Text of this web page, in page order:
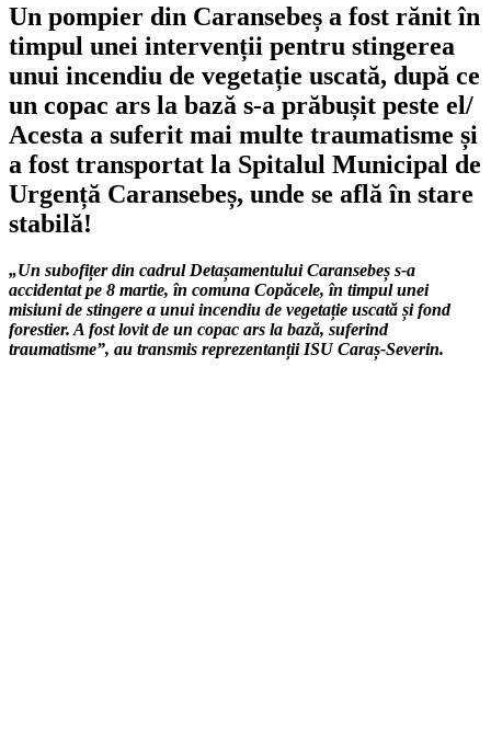
Un pompier din Caransebeș a fost rănit în
timpul unei intervenții pentru stingerea
unui incendiu de vegetație uscată, după ce
un copac ars la bază s-a prăbușit peste el/
Acesta a suferit mai multe traumatisme și
a fost transportat la Spitalul Municipal de
Urgență Caransebeș, unde se află în stare
stabilă!
„Un subofițer din cadrul Detașamentului Caransebeș s-a
accidentat pe 8 martie, în comuna Copăcele, în timpul unei
misiuni de stingere a unui incendiu de vegetație uscată și fond
forestier. A fost lovit de un copac ars la bază, suferind
traumatisme”, au transmis reprezentanții ISU Caraș-Severin.